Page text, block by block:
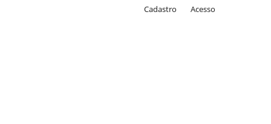
Cadastro Acesso